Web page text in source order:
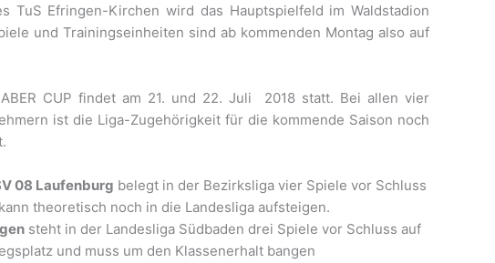
TuS Efringen-Kirchen wird das Hauptspielfeld im Waldstadion
und Trainingseinheiten sind ab kommenden Montag also auf
CUP findet am 21. und 22. Juli 2018 statt. Bei allen vier
ist die Liga-Zugehörigkeit für die kommende Saison noch
08 Laufenburg belegt in der Bezirksliga vier Spiele vor Schluss
theoretisch noch in die Landesliga aufsteigen.
steht in der Landesliga Südbaden drei Spiele vor Schluss auf
und muss um den Klassenerhalt bangen